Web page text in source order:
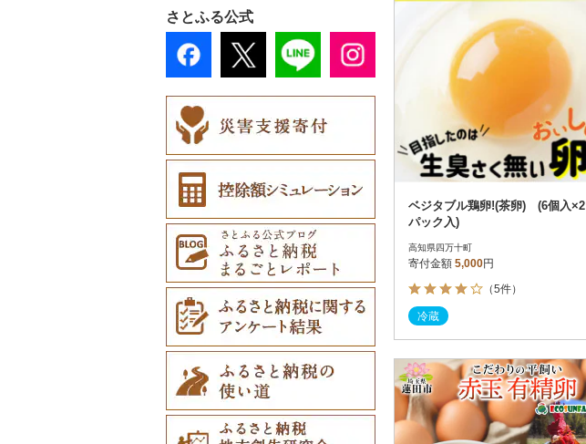
GDOふるさとゴルフ
プレークーポン（0）
その他のゴルフプレー
券（1）
花火大会チケット
（4）
カタログギフト（1）
（120）
皿・椀（9）
弁当箱（56）
その他食器（68）
土鍋（0）
その他キッチン用品
（153）
ティッシュ（9）
その他日用品（280）
（52）
ご当地キャラクター
（61）
ベビー用品（111）
ペット用品（197）
防災グッズ（34）
その他雑貨（707）
2）
その他美容（62）
その他靴・履物（29
ピアス・イヤリング
真珠・パール（0）
その他アクセサリー
財布（14）
ショール・ストール
（1）
ネクタイ・ベルト（1
9）
村上木彫堆朱（0）
その他陶器・漆器
（6）
播州そろばん（0）
美濃和紙（2）
民芸品（5）
ラワー（9）
その他花（6）
さとふる公式
ベジタブル鶏卵!(茶卵) (6個入×2
パック入)
高知県四万十町
寄付金額 5,000円
（5件）
冷蔵